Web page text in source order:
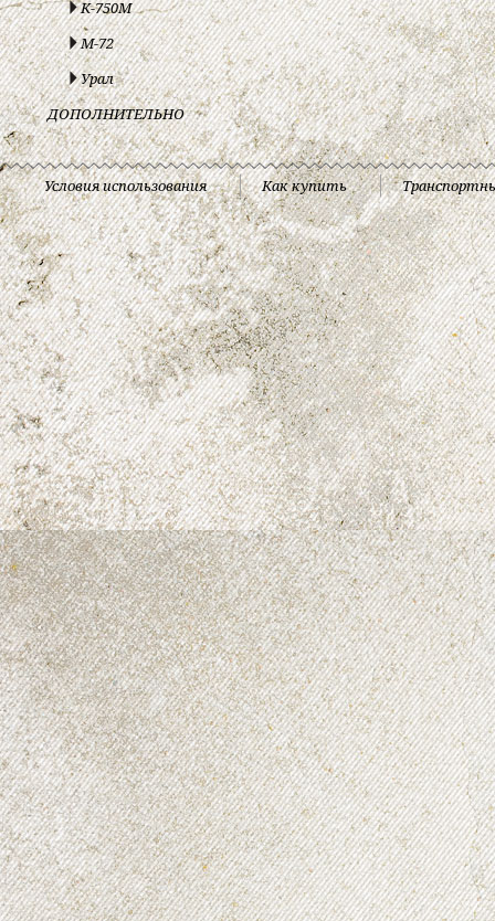
К-750М
М-72
Урал
ДОПОЛНИТЕЛЬНО
Условия использования Как купить